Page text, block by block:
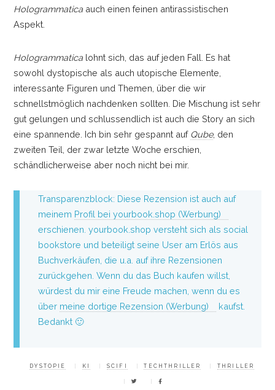
Hologrammaticaauch einen feinen antirassistischen
Aspekt.
Hologrammaticalohnt sich, das auf jeden Fall. Es hat
sowohl dystopische als auch utopische Elemente,
interessante Figuren und Themen, über die wir
schnellstmöglich nachdenken sollten. Die Mischung ist sehr
gut gelungen und schlussendlich ist auch die Story an sich
eine spannende. Ich bin sehr gespannt auf Qube, den
zweiten Teil, der zwar letzte Woche erschien,
schändlicherweise aber noch nicht bei mir.
Transparenzblock: Diese Rezension ist auch auf
meinem Profil bei yourbook.shop (Werbung)
erschienen. yourbook.shop versteht sich als social
bookstore und beteiligt seine User am Erlös aus
Buchverkäufen, die u.a. auf ihre Rezensionen
zurückgehen. Wenn du das Buch kaufen willst,
würdest du mir eine Freude machen, wenn du es
über meine dortige Rezension (Werbung)
kaufst.
Bedankt 🙂
DYSTOPIE KI SCIFI TECHTHRILLER THRILLER